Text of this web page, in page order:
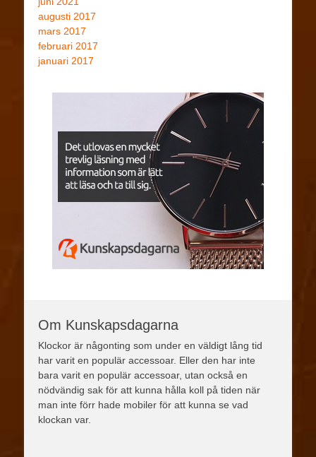
augusti 2017
mars 2017
februari 2017
januari 2017
Om Kunskapsdagarna
Klockor är någonting som under en väldigt lång tid
har varit en populär accessoar. Eller den har inte
bara varit en populär accessoar, utan också en
nödvändig sak för att kunna hålla koll på tiden när
man inte förr hade mobiler för att kunna se vad
klockan var.